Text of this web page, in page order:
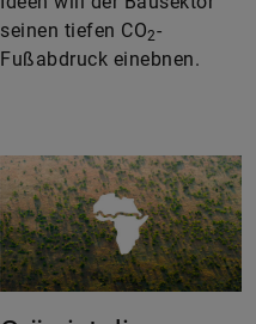
seinen tiefen CO2-
Fußabdruck einebnen.